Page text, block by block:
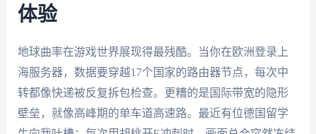
体验
地球曲率在游戏世界展现得最残酷。当你在欧洲登录上
海服务器，数据要穿越17个国家的路由器节点，每次中
转都像快递被反复拆包检查。更糟的是国际带宽的隐形
壁垒，就像高峰期的单车道高速路。最近有位德国留学